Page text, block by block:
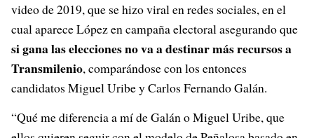
video de 2019, que se hizo viral en redes sociales, en el
cual aparece López en campaña electoral asegurando que
si gana las elecciones no va a destinar más recursos a
Transmilenio, comparándose con los entonces
candidatos Miguel Uribe y Carlos Fernando Galán.
“Qué me diferencia a mí de Galán o Miguel Uribe, que